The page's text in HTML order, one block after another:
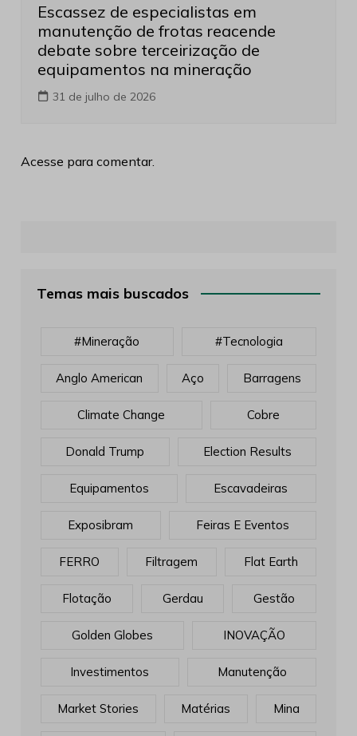
Escassez de especialistas em
manutenção de frotas reacende
debate sobre terceirização de
equipamentos na mineração
31 de julho de 2026
Acesse para comentar.
Temas mais buscados
#mineração #tecnologia
Anglo American Aço Barragens
Climate Change Cobre
Donald Trump Election Results
Equipamentos Escavadeiras
Exposibram Feiras E Eventos
FERRO Filtragem Flat Earth
Flotação Gerdau Gestão
Golden Globes INOVAÇÃO
Investimentos Manutenção
Market Stories Matérias Mina